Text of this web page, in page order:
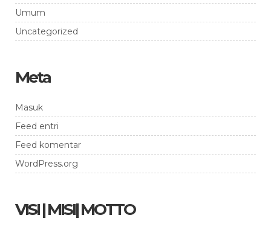
Umum
Uncategorized
Meta
Masuk
Feed entri
Feed komentar
WordPress.org
VISI | MISI| MOTTO